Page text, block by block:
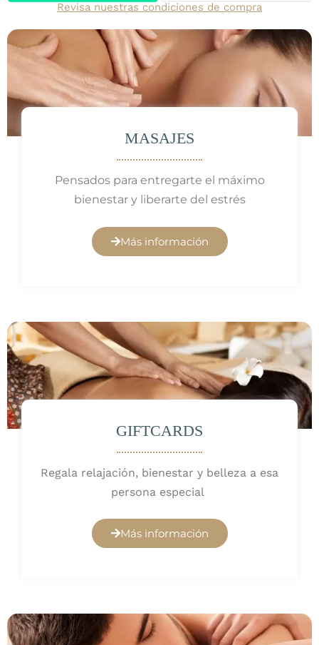
Revisa nuestras condiciones de compra
MASAJES
Pensados para entregarte el máximo
bienestar y liberarte del estrés
Más información
GIFTCARDS
Regala relajación, bienestar y belleza a esa
persona especial
Más información